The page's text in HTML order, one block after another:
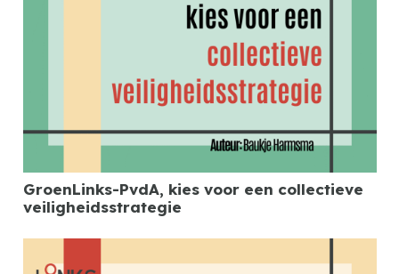
GroenLinks-PvdA, kies voor een collectieve
veiligheidsstrategie